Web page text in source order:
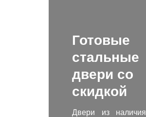
Готовые
стальные
двери со
скидкой
Двери из наличия